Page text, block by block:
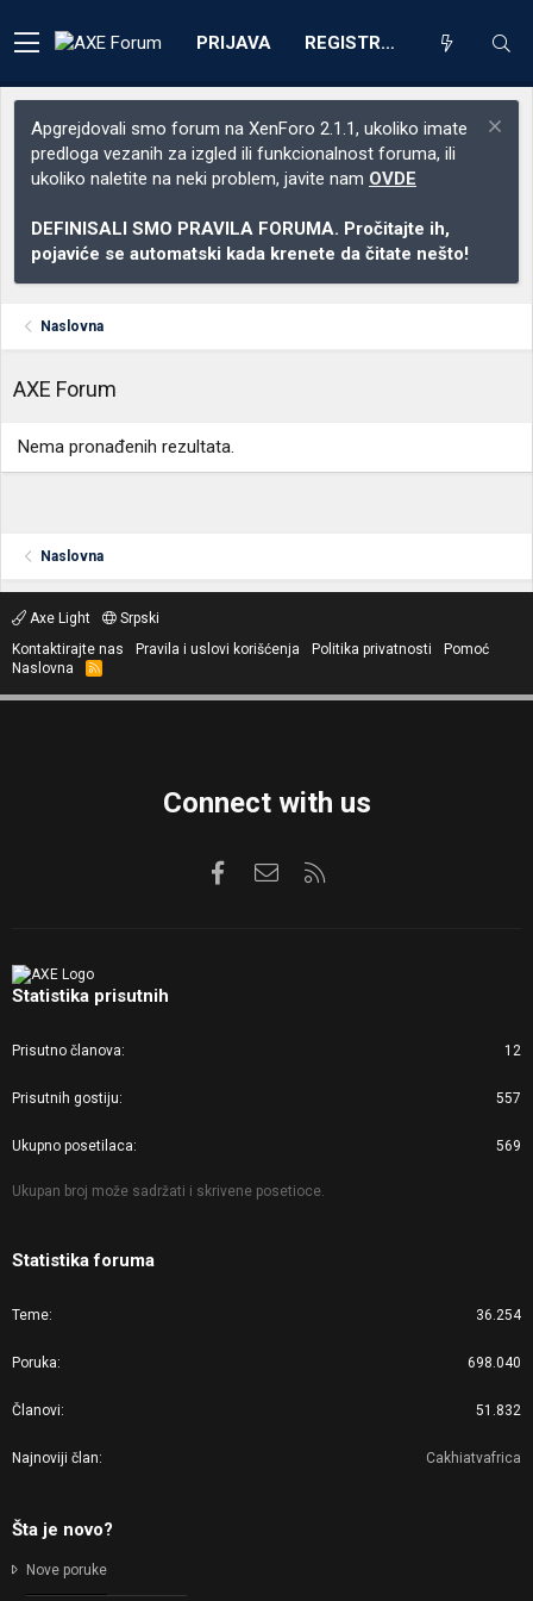
PRIJAVA REGISTRACIJA
Apgrejdovali smo forum na XenForo 2.1.1, ukoliko imate
predloga vezanih za izgled ili funkcionalnost foruma, ili
ukoliko naletite na neki problem, javite nam OVDE
DEFINISALI SMO PRAVILA FORUMA. Pročitajte ih,
pojaviće se automatski kada krenete da čitate nešto!
Naslovna
AXE Forum
Nema pronađenih rezultata.
Naslovna
Axe Light
Srpski
Kontaktirajte nas
Pravila i uslovi korišćenja Politika privatnosti
Pomoć
Naslovna
R
S
Connect with us
FacebookKontaktirajte nas
Statistika prisutnih
Prisutno članova 12
Prisutnih gostiju 557
Ukupno posetilaca 569
Ukupan broj može sadržati i skrivene posetioce.
Statistika foruma
Teme 36.254
Poruka 698.040
Članovi 51.832
Najnoviji član Cakhiatvafrica
Šta je novo?
Nove poruke